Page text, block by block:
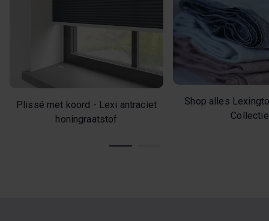
Plissé met koord - Lexi antraciet
honingraatstof
Shop alles
Collectie